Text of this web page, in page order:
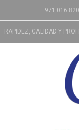
971 016
RAPIDEZ, CALIDAD Y